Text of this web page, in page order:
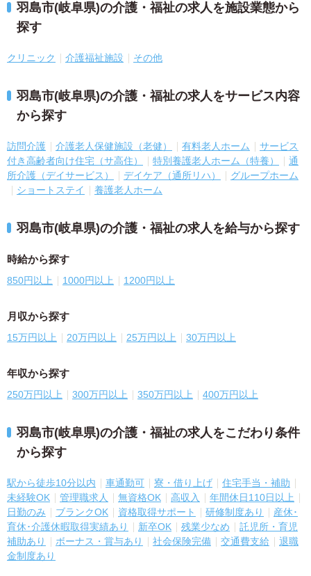
羽島市(岐阜県)の介護・福祉の求人を施設業態から
探す
クリニック 介護福祉施設 その他
羽島市(岐阜県)の介護・福祉の求人をサービス内容
から探す
訪問介護 介護老人保健施設（老健） 有料老人ホーム
サービス
付き高齢者向け住宅（サ高住）
特別養護老人ホーム（特養）
通
所介護（デイサービス）
デイケア（通所リハ）
グループホーム
ショートステイ
養護老人ホーム
羽島市(岐阜県)の介護・福祉の求人を給与から探す
時給から探す
850円以上 1000円以上 1200円以上
月収から探す
15万円以上 20万円以上 25万円以上 30万円以上
年収から探す
250万円以上 300万円以上 350万円以上 400万円以上
羽島市(岐阜県)の介護・福祉の求人をこだわり条件
から探す
駅から徒歩10分以内 車通勤可 寮・借り上げ
住宅手当・補助
未経験OK
管理職求人 無資格OK 高収入
年間休日110日以上
日勤のみ
ブランクOK 資格取得サポート 研修制度あり
産休･
育休･介護休暇取得実績あり
新卒OK 残業少なめ
託児所・育児
補助あり
ボーナス・賞与あり 社会保険完備 交通費支給
退職
金制度あり